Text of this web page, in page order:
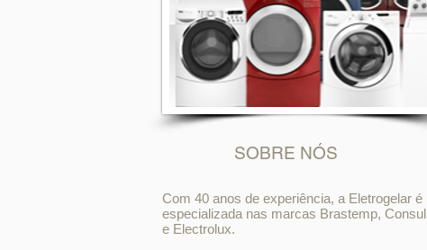
SOBRE NÓS
Com 40 anos de experiência, a Eletrogelar é
especializada nas marcas Brastemp, Consul
e Electrolux.